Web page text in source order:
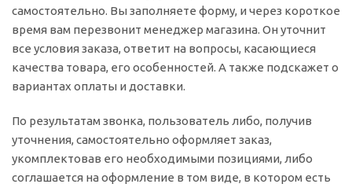
самостоятельно. Вы заполняете форму, и через короткое
время вам перезвонит менеджер магазина. Он уточнит
все условия заказа, ответит на вопросы, касающиеся
качества товара, его особенностей. А также подскажет о
вариантах оплаты и доставки.
По результатам звонка, пользователь либо, получив
уточнения, самостоятельно оформляет заказ,
укомплектовав его необходимыми позициями, либо
соглашается на оформление в том виде, в котором есть